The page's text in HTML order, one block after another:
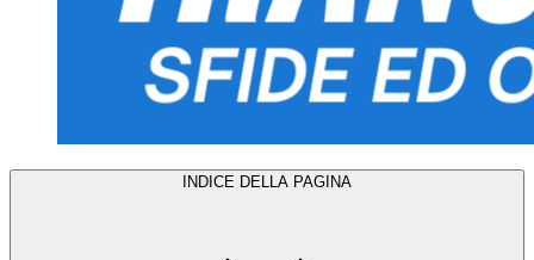
INDICE DELLA PAGINA